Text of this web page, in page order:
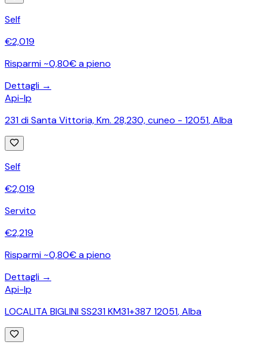
Self
€2,019
Risparmi ~0,80€ a pieno
Dettagli →
Api-Ip
231 di Santa Vittoria, Km. 28,230, cuneo - 12051,Alba
Self
€2,019
Servito
€2,219
Risparmi ~0,80€ a pieno
Dettagli →
Api-Ip
LOCALITA BIGLINI SS231 KM31+387 12051,Alba